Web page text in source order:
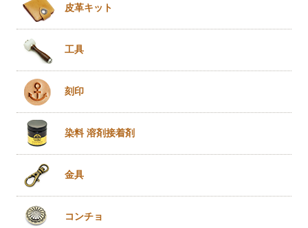
皮革キット
工具
刻印
染料 溶剤接着剤
金具
コンチョ